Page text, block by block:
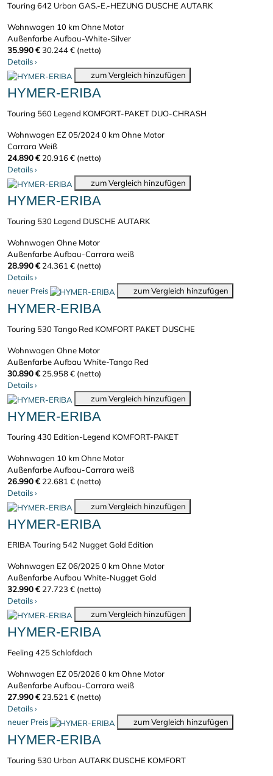
Touring 642 Urban GAS.-E.-HEZUNG DUSCHE AUTARK
Wohnwagen 10 kmOhne Motor
Außenfarbe Aufbau-White-Silver
35.990 €30.244 € (netto)
Details›
zum Vergleich hinzufügen
HYMER-ERIBA
Touring 560 Legend KOMFORT-PAKET DUO-CHRASH
Wohnwagen EZ 05/20240 kmOhne Motor
Carrara Weiß
24.890 € 20.916 € (netto)
Details›
zum Vergleich hinzufügen
HYMER-ERIBA
Touring 530 Legend DUSCHE AUTARK
Wohnwagen Ohne Motor
Außenfarbe Aufbau-Carrara weiß
28.990 € 24.361 € (netto)
Details›
neuer Preis
zum Vergleich hinzufügen
HYMER-ERIBA
Touring 530 Tango Red KOMFORT PAKET DUSCHE
Wohnwagen Ohne Motor
Außenfarbe Aufbau White-Tango Red
30.890 € 25.958 € (netto)
Details›
zum Vergleich hinzufügen
HYMER-ERIBA
Touring 430 Edition-Legend KOMFORT-PAKET
Wohnwagen 10 kmOhne Motor
Außenfarbe Aufbau-Carrara weiß
26.990 € 22.681 € (netto)
Details›
zum Vergleich hinzufügen
HYMER-ERIBA
ERIBA Touring 542 Nugget Gold Edition
Wohnwagen EZ 06/20250 kmOhne Motor
Außenfarbe Aufbau White-Nugget Gold
32.990 € 27.723 € (netto)
Details›
zum Vergleich hinzufügen
HYMER-ERIBA
Feeling 425 Schlafdach
Wohnwagen EZ 05/20260 kmOhne Motor
Außenfarbe Aufbau-Carrara weiß
27.990 € 23.521 € (netto)
Details›
neuer Preis
zum Vergleich hinzufügen
HYMER-ERIBA
Touring 530 Urban AUTARK DUSCHE KOMFORT